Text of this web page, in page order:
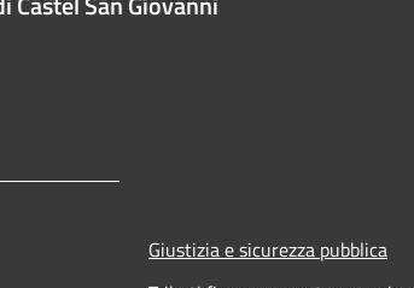
Giustizia e sicurezza pubblica